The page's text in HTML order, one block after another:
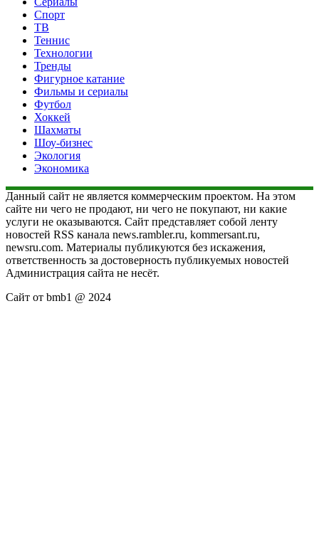
Спорт
ТВ
Теннис
Технологии
Тренды
Фигурное катание
Фильмы и сериалы
Футбол
Хоккей
Шахматы
Шоу-бизнес
Экология
Экономика
Данный сайт не является коммерческим проектом. На этом
сайте ни чего не продают, ни чего не покупают, ни какие
услуги не оказываются. Сайт представляет собой ленту
новостей RSS канала news.rambler.ru, kommersant.ru,
newsru.com. Материалы публикуются без искажения,
ответственность за достоверность публикуемых новостей
Администрация сайта не несёт.
Сайт от bmb1 @ 2024